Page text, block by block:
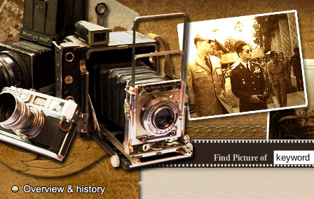
Find Picture of